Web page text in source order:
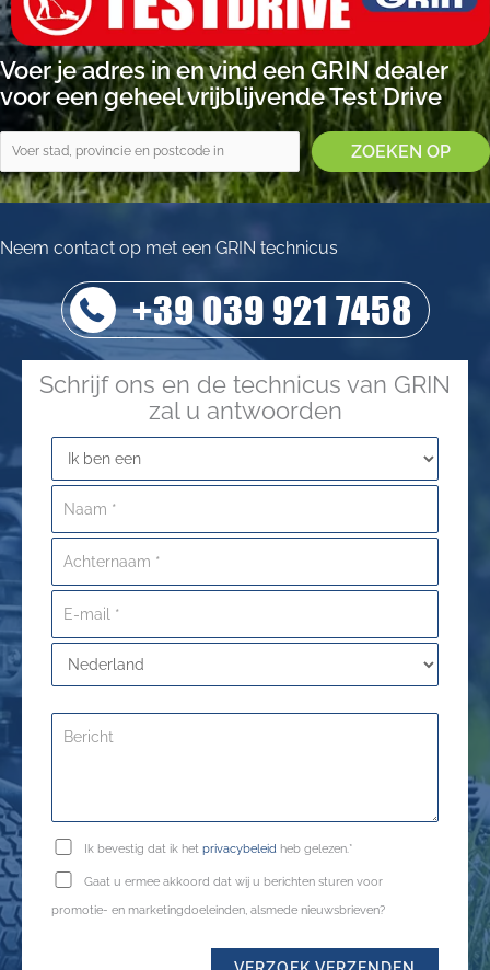
Voer je adres in en vind een GRIN dealer
voor een geheel vrijblijvende Test Drive
Neem contact op met een GRIN technicus
+39 039 921 7458
Schrijf ons en de technicus van GRIN
zal u antwoorden
Ik bevestig dat ik het privacybeleidheb gelezen.*
Gaat u ermee akkoord dat wij u berichten sturen voor
promotie- en marketingdoeleinden, alsmede nieuwsbrieven?